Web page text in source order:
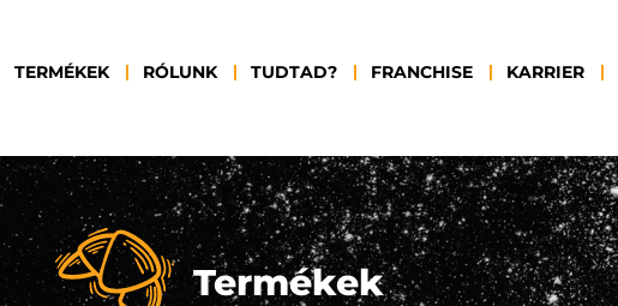
TERMÉKEK RÓLUNK TUDTAD? FRANCHISE KARRIER
Termékek